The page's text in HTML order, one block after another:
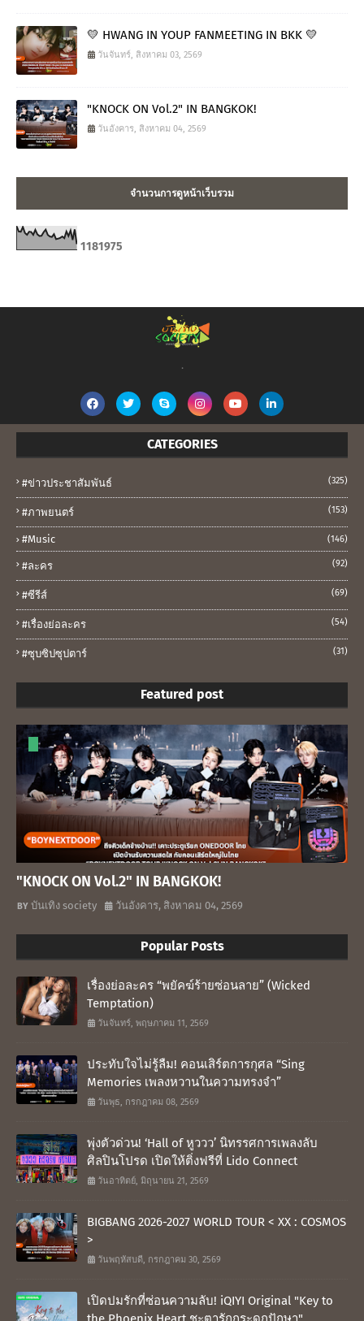
💛 HWANG IN YOUP FANMEETING IN BKK 💛
วันจันทร์, สิงหาคม 03, 2569
"KNOCK ON Vol.2" IN BANGKOK!
วันอังคาร, สิงหาคม 04, 2569
จำนวนการดูหน้าเว็บรวม
1181975
.
CATEGORIES
#ข่าวประชาสัมพันธ์ (325)
#ภาพยนตร์ (153)
#music (146)
#ละคร (92)
#ซีรีส์ (69)
#เรื่องย่อละคร (54)
#ซุบซิปซุปตาร์ (31)
Featured post
"KNOCK ON Vol.2" IN BANGKOK!
บันเทิง society วันอังคาร, สิงหาคม 04, 2569
Popular Posts
เรื่องย่อละคร “พยัคฆ์ร้ายซ่อนลาย” (Wicked
Temptation)
วันจันทร์, พฤษภาคม 11, 2569
ประทับใจไม่รู้ลืม! คอนเสิร์ตการกุศล “Sing
Memories เพลงหวานในความทรงจำ”
วันพุธ, กรกฎาคม 08, 2569
พุ่งตัวด่วน! ‘Hall of หูววว’ นิทรรศการเพลงลับ
ศิลปินโปรด เปิดให้ติ่งฟรีที่ Lido Connect
วันอาทิตย์, มิถุนายน 21, 2569
BIGBANG 2026-2027 WORLD TOUR < XX : COSMOS
>
วันพฤหัสบดี, กรกฎาคม 30, 2569
เปิดปมรักที่ซ่อนความลับ! iQIYI Original "Key to